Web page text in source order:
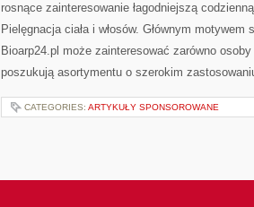
rosnące zainteresowanie łagodniejszą
Pielęgnacja ciała i włosów. Głównym
Bioarp24.pl może zainteresować zarówno
poszukują asortymentu o szerokim
CATEGORIES: ARTYKUŁY SPONSOROWANE